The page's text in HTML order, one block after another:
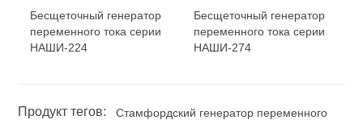
Бесщеточный генератор
переменного тока серии
НАШИ-224
Бесщеточный генератор
переменного тока серии
НАШИ-274
Продукт тегов:
Стамфордский генератор переменного